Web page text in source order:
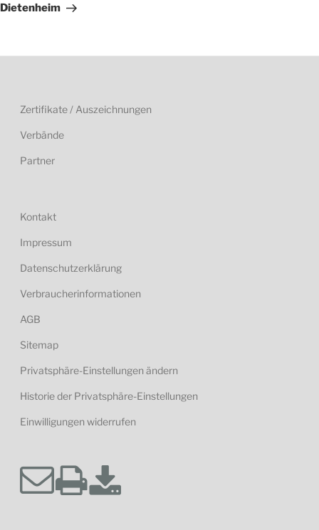
Dietenheim
Zertifikate / Auszeichnungen
Verbände
Partner
Kontakt
Impressum
Datenschutzerklärung
Verbraucherinformationen
AGB
Sitemap
Privatsphäre-Einstellungen ändern
Historie der Privatsphäre-Einstellungen
Einwilligungen widerrufen